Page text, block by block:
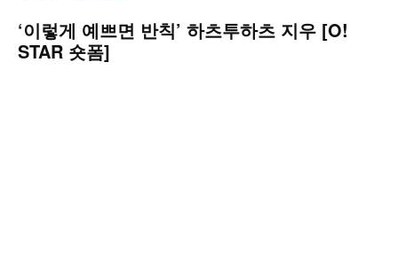
‘이렇게 예쁘면 반칙’ 하츠투하츠 지우 [O!
STAR 숏폼]